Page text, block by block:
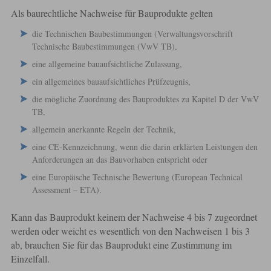
Als baurechtliche Nachweise für Bauprodukte gelten
die Technischen Baubestimmungen (Verwaltungsvorschrift
Technische Baubestimmungen (VwV TB),
eine allgemeine bauaufsichtliche Zulassung,
ein allgemeines bauaufsichtliches Prüfzeugnis,
die mögliche Zuordnung des Bauproduktes zu Kapitel D der VwV
TB,
allgemein anerkannte Regeln der Technik,
eine CE-Kennzeichnung, wenn die darin erklärten Leistungen den
Anforderungen an das Bauvorhaben entspricht oder
eine Europäische Technische Bewertung (European Technical
Assessment – ETA).
Kann das Bauprodukt keinem der Nachweise 4 bis 7 zugeordnet
werden oder weicht es wesentlich von den Nachweisen 1 bis 3
ab, brauchen Sie für das Bauprodukt eine Zustimmung im
Einzelfall.